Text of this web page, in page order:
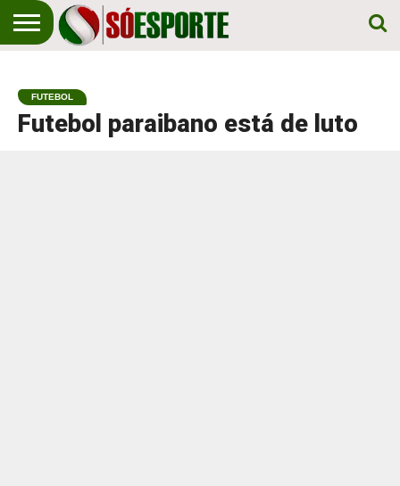
EM
PRIMEIRO
LUGAR!
ESPORTE
FUTEBOL
Futebol paraibano está de luto